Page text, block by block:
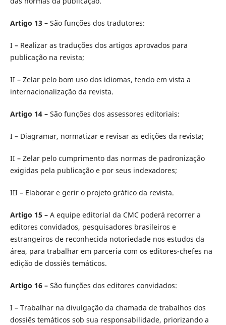
Artigo 13 –São funções dos tradutores:
I – Realizar as traduções dos artigos aprovados para
publicação na revista;
II – Zelar pelo bom uso dos idiomas, tendo em vista a
internacionalização da revista.
Artigo 14 –São funções dos assessores editoriais:
I – Diagramar, normatizar e revisar as edições da revista;
II – Zelar pelo cumprimento das normas de padronização
exigidas pela publicação e por seus indexadores;
III – Elaborar e gerir o projeto gráfico da revista.
Artigo 15 –A equipe editorial da CMC poderá recorrer a
editores convidados, pesquisadores brasileiros e
estrangeiros de reconhecida notoriedade nos estudos da
área, para trabalhar em parceria com os editores-chefes na
edição de dossiês temáticos.
Artigo 16 –São funções dos editores convidados:
I – Trabalhar na divulgação da chamada de trabalhos dos
dossiês temáticos sob sua responsabilidade, priorizando a